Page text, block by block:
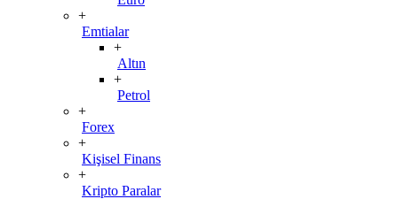
+
Emtialar
+
Altın
+
Petrol
+
Forex
+
Kişisel Finans
+
Kripto Paralar